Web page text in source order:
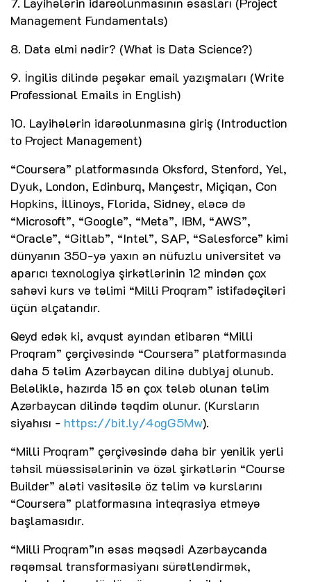
Management Fundamentals)
8. Data elmi nədir? (What is Data Science?)
9. İngilis dilində peşəkar email yazışmaları (Write
Professional Emails in English)
10. Layihələrin idarəolunmasına giriş (Introduction
to Project Management)
“Coursera” platformasında Oksford, Stenford, Yel,
Dyuk, London, Edinburq, Mançestr, Miçiqan, Con
Hopkins, İllinoys, Florida, Sidney, eləcə də
“Microsoft”, “Google”, “Meta”, IBM, “AWS”,
“Oracle”, “Gitlab”, “Intel”, SAP, “Salesforce” kimi
dünyanın 350-yə yaxın ən nüfuzlu universitet və
aparıcı texnologiya şirkətlərinin 12 mindən çox
sahəvi kurs və təlimi “Milli Proqram” istifadəçiləri
üçün əlçatandır.
Qeyd edək ki, avqust ayından etibarən “Milli
Proqram” çərçivəsində “Coursera” platformasında
daha 5 təlim Azərbaycan dilinə dublyaj olunub.
Beləliklə, hazırda 15 ən çox tələb olunan təlim
Azərbaycan dilində təqdim olunur. (Kursların
siyahısı - https://bit.ly/4ogG5Mw).
“Milli Proqram” çərçivəsində daha bir yenilik yerli
təhsil müəssisələrinin və özəl şirkətlərin “Course
Builder” aləti vasitəsilə öz təlim və kurslarını
“Coursera” platformasına inteqrasiya etməyə
başlamasıdır.
“Milli Proqram”ın əsas məqsədi Azərbaycanda
rəqəmsal transformasiyanı sürətləndirmək,